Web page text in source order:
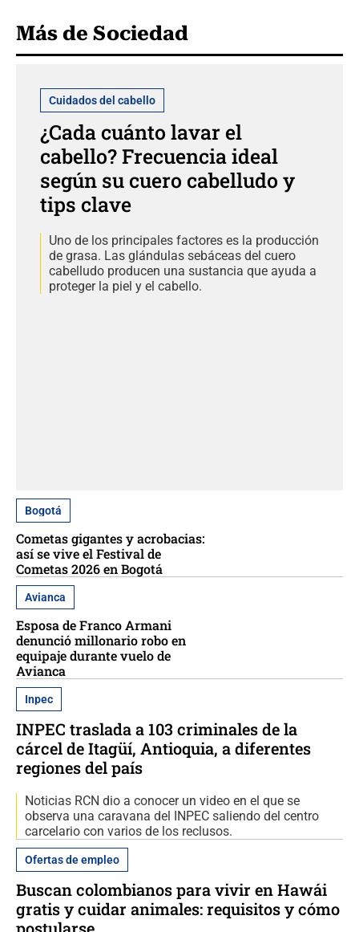
Más de Sociedad
Cuidados del cabello
¿Cada cuánto lavar el
cabello? Frecuencia ideal
según su cuero cabelludo y
tips clave
Uno de los principales factores es la producción
de grasa. Las glándulas sebáceas del cuero
cabelludo producen una sustancia que ayuda a
proteger la piel y el cabello.
Bogotá
Cometas gigantes y acrobacias:
así se vive el Festival de
Cometas 2026 en Bogotá
Avianca
Esposa de Franco Armani
denunció millonario robo en
equipaje durante vuelo de
Avianca
Inpec
INPEC traslada a 103 criminales de la
cárcel de Itagüí, Antioquia, a diferentes
regiones del país
Noticias RCN dio a conocer un video en el que se
observa una caravana del INPEC saliendo del centro
carcelario con varios de los reclusos.
Ofertas de empleo
Buscan colombianos para vivir en Hawái
gratis y cuidar animales: requisitos y cómo